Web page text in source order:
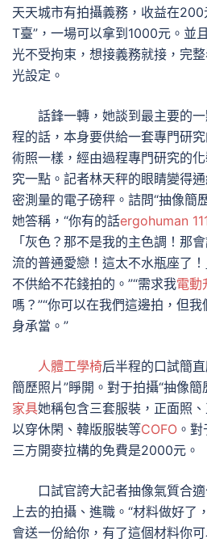
天天城市有拍攝義務，收益在
T臺”，一場可以拿到1000元。並
光不受拘束，想接義務就接，完
光設定。
話鋒一轉，她談到最主要的
程的話，本身要供給一套專門研
術照一樣，經由過程專門研究的
究一點。記者林天秤的眼睛變得
密測量的電子磅秤。詰問“抽像簡
她答稱，“你有的話ergohuman
「灰色？那不是我的主色調！那
流的普通愛戀！這太不水瓶座了
不供給不花錢拍的。”“需求我電動
嗎？”“你可以在我們這邊拍，但
身承當。”
人體工學椅后半程的口試簡
簡歷照片”睜開。對于拍攝“抽像簡
家具她稱包含三套服裝，正面照
以穿休閑、韓版服裝等COFO 。
三方開麥拉構的免費是2000元。
口試官誇大記者抽像氣質合
上去的拍攝、進職。“材料做好了
會送一份給你，有了這個材料你